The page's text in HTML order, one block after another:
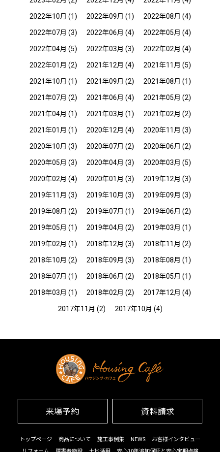
2022年10月 (1) 2022年09月 (1) 2022年08月 (4)
2022年07月 (3) 2022年06月 (4) 2022年05月 (4)
2022年04月 (5) 2022年03月 (3) 2022年02月 (4)
2022年01月 (2) 2021年12月 (4) 2021年11月 (5)
2021年10月 (1) 2021年09月 (2) 2021年08月 (1)
2021年07月 (2) 2021年06月 (4) 2021年05月 (2)
2021年04月 (1) 2021年03月 (1) 2021年02月 (2)
2021年01月 (1) 2020年12月 (4) 2020年11月 (3)
2020年10月 (3) 2020年07月 (2) 2020年06月 (2)
2020年05月 (3) 2020年04月 (3) 2020年03月 (5)
2020年02月 (4) 2020年01月 (3) 2019年12月 (3)
2019年11月 (3) 2019年10月 (3) 2019年09月 (3)
2019年08月 (2) 2019年07月 (1) 2019年06月 (2)
2019年05月 (1) 2019年04月 (2) 2019年03月 (1)
2019年02月 (1) 2018年12月 (3) 2018年11月 (2)
2018年10月 (2) 2018年09月 (3) 2018年08月 (1)
2018年07月 (1) 2018年06月 (2) 2018年05月 (1)
2018年03月 (1) 2018年02月 (2) 2017年12月 (4)
2017年11月 (2) 2017年10月 (4)
来場予約 資料請求
トップページ 商品について 施工事例集 NEWS
お客様インタビュー